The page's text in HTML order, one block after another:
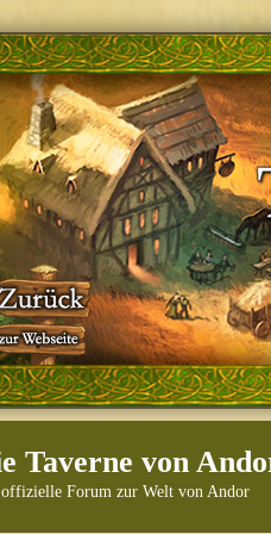
Taverne von
offizielle Forum zur Welt von Andor